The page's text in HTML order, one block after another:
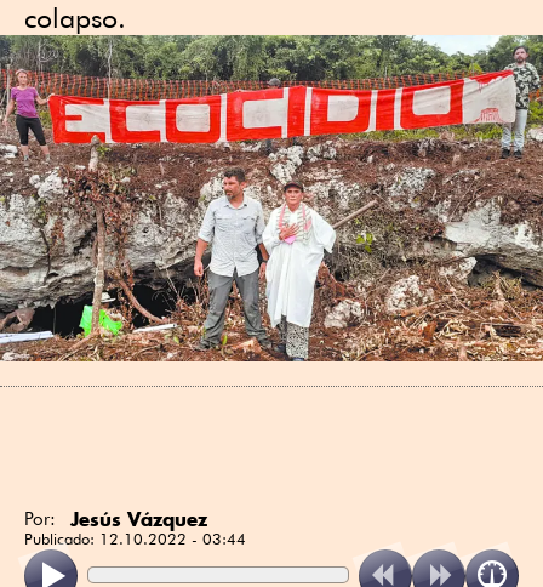
colapso.
Por: Jesús Vázquez
Publicado: 12.10.2022 - 03:44